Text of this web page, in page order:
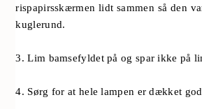
rispapirsskærmen lidt sammen så den
kuglerund.
3. Lim bamsefyldet på og spar ikke på
4. Sørg for at hele lampen er dækket